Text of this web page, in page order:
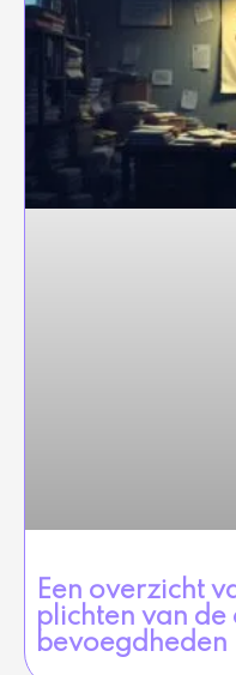
Een overzicht
plichten van
bevoegdheden